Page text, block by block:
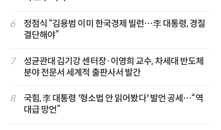
6
정점식 “김용범 이미 한국경제 빌런…李 대통령, 경질
결단해야”
7
성균관대 김기강 센터장·이영희 교수, 차세대 반도체
분야 전문서 세계적 출판사서 발간
8
국힘, 李 대통령 '형소법 안 읽어봤다' 발언 공세…“역
대급 망언”